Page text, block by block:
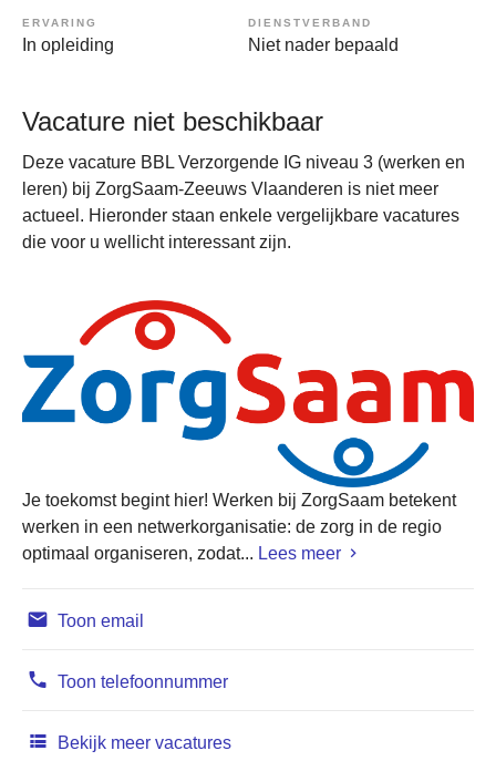
ERVARING
In opleiding
DIENSTVERBAND
Niet nader bepaald
Vacature niet beschikbaar
Deze vacature BBL Verzorgende IG niveau 3 (werken en
leren) bij ZorgSaam-Zeeuws Vlaanderen is niet meer
actueel. Hieronder staan enkele vergelijkbare vacatures
die voor u wellicht interessant zijn.
Je toekomst begint hier! Werken bij ZorgSaam betekent
werken in een netwerkorganisatie: de zorg in de regio
optimaal organiseren, zodat... Lees meer
Toon email
Toon telefoonnummer
Bekijk meer vacatures